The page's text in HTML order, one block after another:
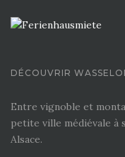
DÉCOUVRIR
Entre vignoble et
petite ville médiévale à
Alsace.